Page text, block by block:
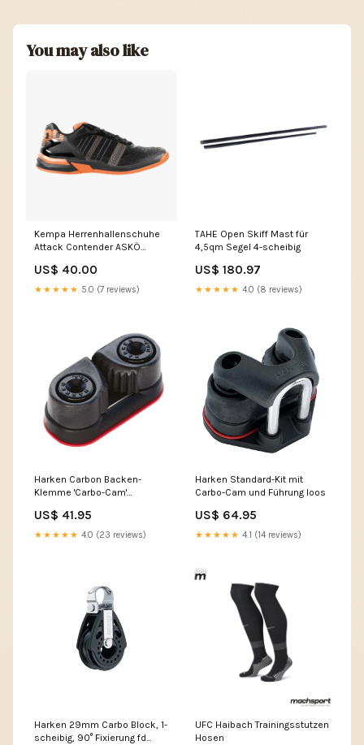
You may also like
Kempa Herrenhallenschuhe
Attack Contender ASKÖ
US$ 40.00
★★★★★ 5.0 (7 reviews)
TAHE Open Skiff Mast für
4,5qm Segel 4-scheibig
US$ 180.97
★★★★★ 4.0 (8 reviews)
Harken Carbon Backen-
Klemme 'Carbo-Cam'
US$ 41.95
★★★★★ 4.0 (23 reviews)
Harken Standard-Kit mit
Carbo-Cam und Führung loos
US$ 64.95
★★★★★ 4.1 (14 reviews)
Harken 29mm Carbo Block, 1-
scheibig, 90° Fixierung fd
UFC Haibach Trainingsstutzen
Hosen